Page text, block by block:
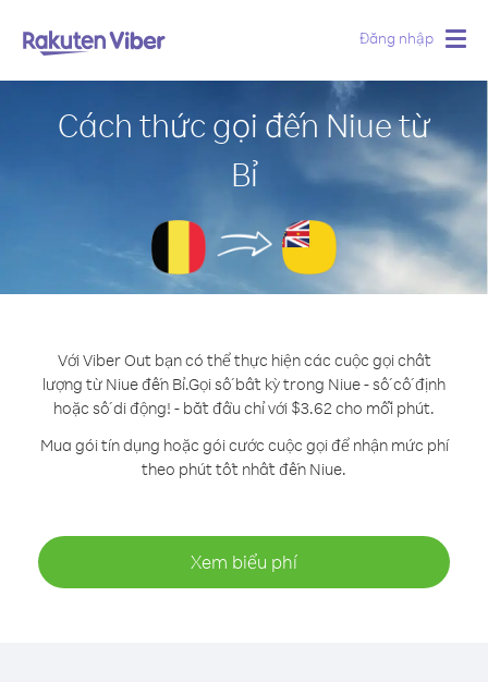
Đăng nhập
Cách thức gọi đến Niue từ
Bỉ
Với Viber Out bạn có thể thực hiện các cuộc gọi chất
lượng từ Niue đến Bỉ.Gọi số bất kỳ trong Niue - số cố định
hoặc số di động! - bắt đầu chỉ với $3.62 cho mỗi phút.
Mua gói tín dụng hoặc gói cước cuộc gọi để nhận mức phí
theo phút tốt nhất đến Niue.
Xem biểu phí